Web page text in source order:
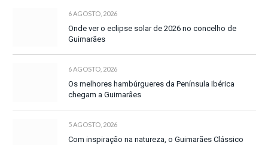
6 AGOSTO, 2026
Onde ver o eclipse solar de 2026 no concelho de
Guimarães
6 AGOSTO, 2026
Os melhores hambúrgueres da Península Ibérica
chegam a Guimarães
5 AGOSTO, 2026
Com inspiração na natureza, o Guimarães Clássico